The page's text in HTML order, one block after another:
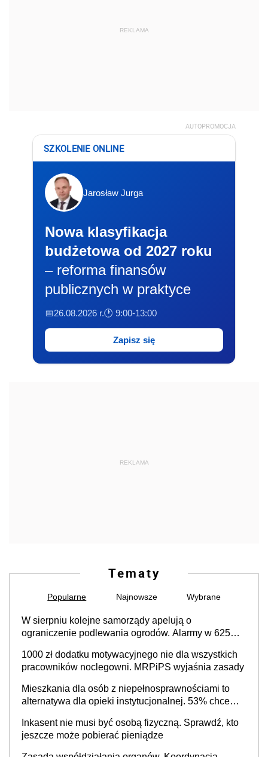
REKLAMA
AUTOPROMOCJA
SZKOLENIE ONLINE
Jarosław Jurga
Nowa klasyfikacja
budżetowa od 2027 roku
– reforma finansów
publicznych w praktyce
📅26.08.2026 r.🕐 9:00-13:00
Zapisz się
REKLAMA
Tematy
Popularne Najnowsze Wybrane
W sierpniu kolejne samorządy apelują o
ograniczenie podlewania ogrodów. Alarmy w 625
cały kraj
1000 zł dodatku motywacyjnego nie dla wszystkich
pracowników noclegowni. MRPiPS wyjaśnia zasady
Mieszkania dla osób z niepełnosprawnościami to
alternatywa dla opieki instytucjonalnej. 53% chce
Inkasent nie musi być osobą fizyczną. Sprawdź, kto
jeszcze może pobierać pieniądze